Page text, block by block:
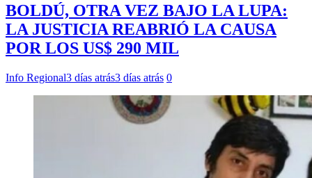
BOLDÚ, OTRA VEZ BAJO LA LUPA:
LA JUSTICIA REABRIÓ LA CAUSA
POR LOS US$ 290 MIL
Info Regional3 días atrás3 días atrás 0